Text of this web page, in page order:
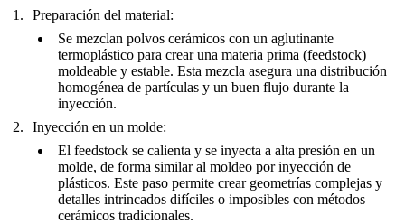
Preparación del material:
Se mezclan polvos cerámicos con un aglutinante
termoplástico para crear una materia prima (feedstock)
moldeable y estable. Esta mezcla asegura una distribución
homogénea de partículas y un buen flujo durante la
inyección.
Inyección en un molde:
El feedstock se calienta y se inyecta a alta presión en un
molde, de forma similar al moldeo por inyección de
plásticos. Este paso permite crear geometrías complejas y
detalles intrincados difíciles o imposibles con métodos
cerámicos tradicionales.